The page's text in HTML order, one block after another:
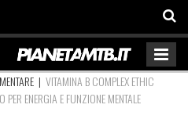
| VITAMINA B COMPLEX ETHIC
ENERGIA E FUNZIONE MENTALE